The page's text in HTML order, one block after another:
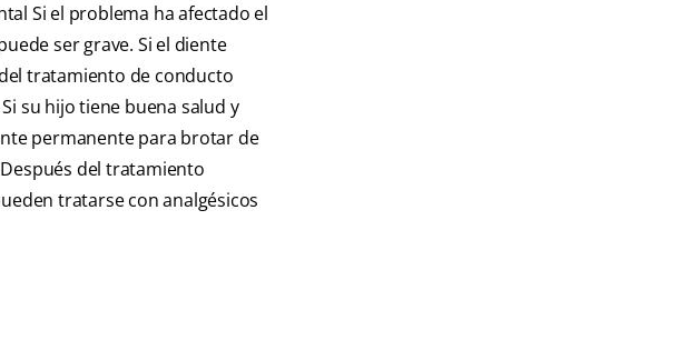
Si el problema ha afectado el
ser grave. Si el diente
tratamiento de conducto
su hijo tiene buena salud y
permanente para brotar de
del tratamiento
tratarse con analgésicos